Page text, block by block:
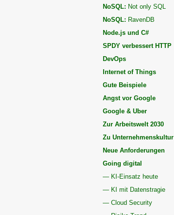
NoSQL: Not only SQL
NoSQL: RavenDB
Node.js und C#
SPDY verbessert HTTP
DevOps
Internet of Things
Gute Beispiele
Angst vor Google
Google & Uber
Zur Arbeitswelt 2030
Zu Unternehmenskultur
Neue Anforderungen
Going digital
— KI-Einsatz heute
— KI mit Datenstragie
— Cloud Security